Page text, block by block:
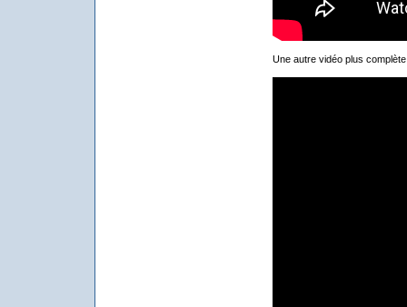
Une autre vidéo plus